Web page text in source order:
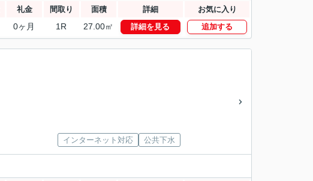
礼金 間取り 面積 詳細 お気に入り
0ヶ月 1R 27.00㎡ 詳細を見る 追加する
インターネット対応 公共下水